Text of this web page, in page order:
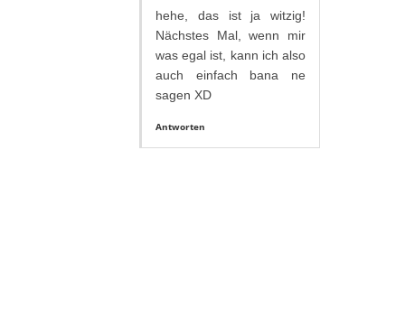
hehe, das ist ja witzig!
Nächstes Mal, wenn mir
was egal ist, kann ich also
auch einfach bana ne
sagen XD
Antworten